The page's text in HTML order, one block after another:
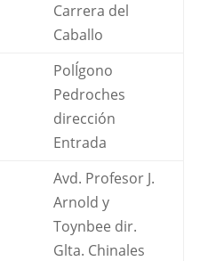
Carrera del
Caballo
PolÍgono
Pedroches
dirección
Entrada
Avd. Profesor J.
Arnold y
Toynbee dir.
Glta. Chinales